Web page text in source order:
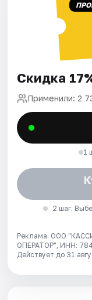
Скидка
Применили: 2
1
2 шаг.
Реклама. ООО
ОПЕРАТОР", ИНН:
Действует до 31